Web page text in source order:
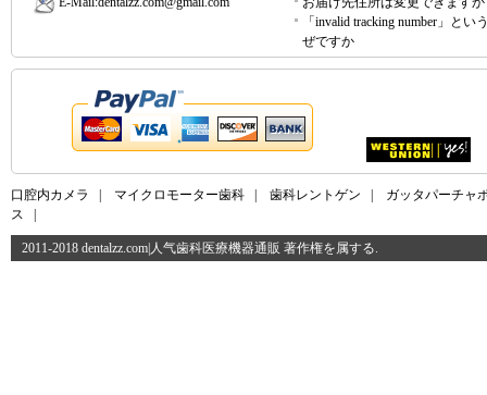
「invalid tracking number」とい
ぜですか
口腔内カメラ マイクロモーター歯科 歯科レントゲン
ガッタパーチャ
ス
2011-2018 dentalzz.com|人气歯科医療機器通販 著作権を属する.